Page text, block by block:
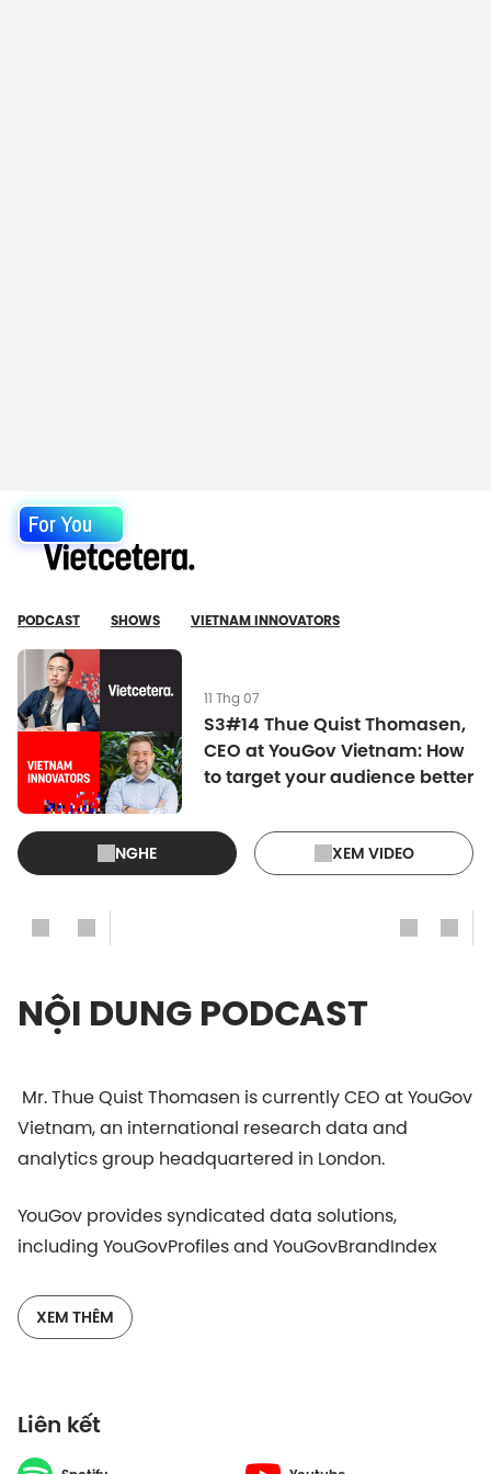
For You
PODCAST SHOWS VIETNAM INNOVATORS
11 Thg 07
S3#14 Thue Quist Thomasen,
CEO at YouGov Vietnam: How
to target your audience better
NGHE XEM VIDEO
NỘI DUNG PODCAST
Mr. Thue Quist Thomasen is currently CEO at YouGov
Vietnam, an international research data and
analytics group headquartered in London.
YouGov provides syndicated data solutions,
including YouGovProfiles and YouGovBrandIndex
index to respond to the needs of the market.
company in Vietnam. YouGov's global expertise
combined with Decision Lab's local insight will bring
XEM THÊM
Liên kết